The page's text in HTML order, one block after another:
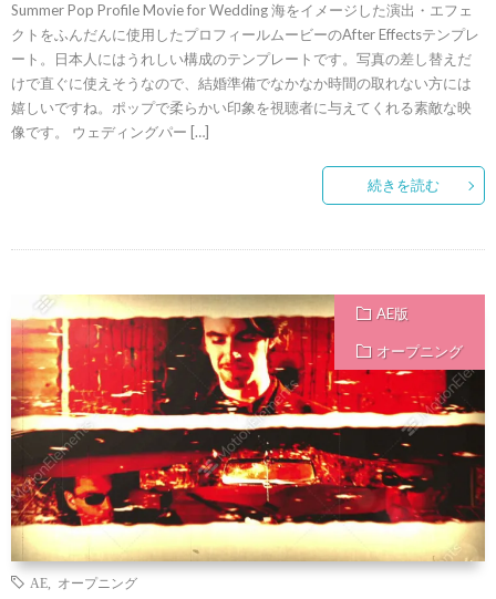
Summer Pop Profile Movie for Wedding 海をイメージした演出・エフェ
クトをふんだんに使用したプロフィールムービーのAfter Effectsテンプレ
ート。日本人にはうれしい構成のテンプレートです。写真の差し替えだ
けで直ぐに使えそうなので、結婚準備でなかなか時間の取れない方には
嬉しいですね。ポップで柔らかい印象を視聴者に与えてくれる素敵な映
像です。 ウェディングパー […]
続きを読む
AE版
オープニング
AE オープニング